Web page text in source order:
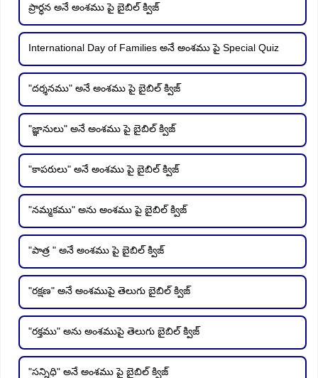
ప్రార్ధన అనే అంశము పై బైబిల్ క్విజ్
International Day of Families అనే అంశము పై Special Quiz
"దర్శనము" అనే అంశము పై బైబిల్ క్విజ్
"జ్ఞానులు" అనే అంశము పై బైబిల్ క్విజ్
"కాపరులు" అనే అంశము పై బైబిల్ క్విజ్
"నమ్మకము" అను అంశము పై బైబిల్ క్విజ్
"పాత్ర " అనే అంశము పై బైబిల్ క్విజ్
"రక్షణ" అనే అంశముపై తెలుగు బైబిల్ క్విజ్
"రక్తము" అను అంశముపై తెలుగు బైబిల్ క్విజ్
"సన్నిధి" అనే అంశము పై బైబిల్ క్విజ్